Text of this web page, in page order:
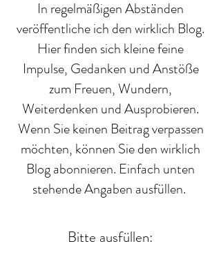
In regelmäßigen Abständen
veröffentliche ich den wirklich Blog.
Hier finden sich kleine feine
Impulse, Gedanken und Anstöße
zum Freuen, Wundern,
Weiterdenken und Ausprobieren.
Wenn Sie keinen Beitrag verpassen
möchten, können Sie den wirklich
Blog abonnieren. Einfach unten
stehende Angaben ausfüllen.
Bitte ausfüllen: